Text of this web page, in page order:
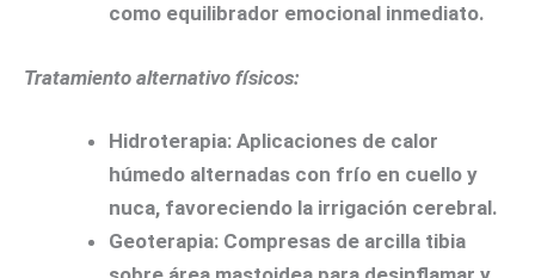
como equilibrador emocional inmediato.
Tratamiento alternativo físicos:
Hidroterapia: Aplicaciones de calor
húmedo alternadas con frío en cuello y
nuca, favoreciendo la irrigación cerebral.
Geoterapia: Compresas de arcilla tibia